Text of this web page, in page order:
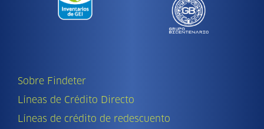
Sobre Findeter
Líneas de Crédito Directo
Líneas de crédito de redescuento